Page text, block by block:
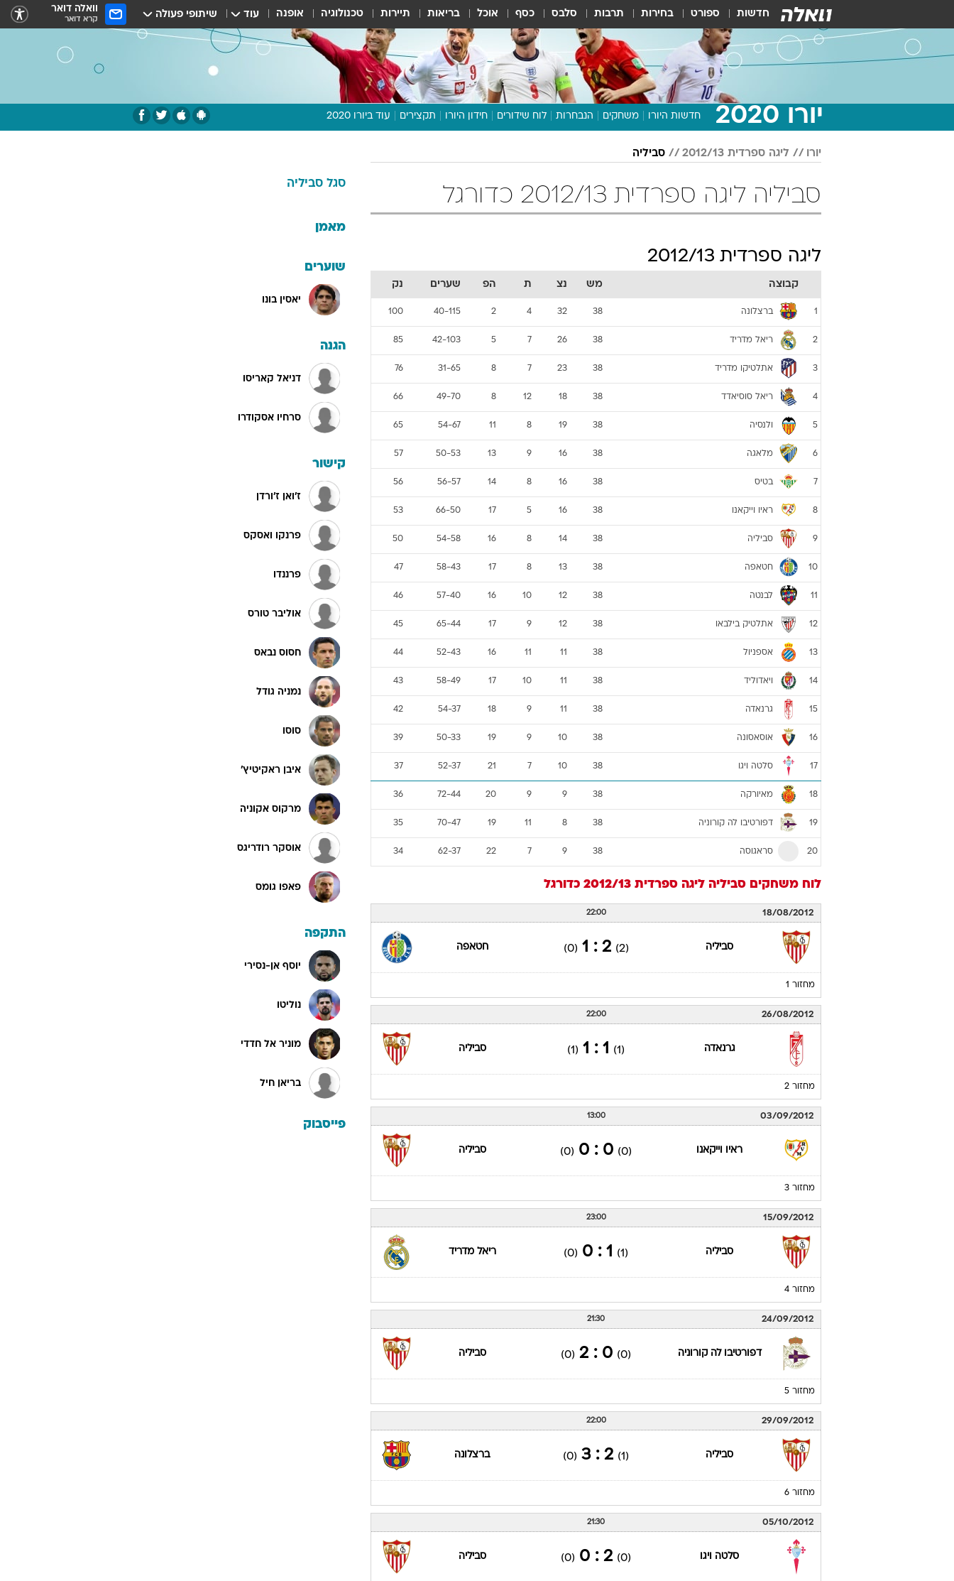
חדשות ספורט בחירות תרבות סלבס כסף אוכל בריאות תיירות טכנולוגיה אופנה עוד שיתופי פעולה וואלה דואר
קרא דואר
יורו 2020 חדשות היורו משחקים הנבחרות לוח שידורים חידון היורו תקצירים עוד ביורו 2020
תכנית היורו
דעות ופרשנויות
יורו ליגה ספרדית 2012/13 סביליה
סביליה ליגה ספרדית 2012/13 כדורגל
ליגה ספרדית 2012/13
קבוצה מש נצ ת הפ שערים נק
1 ברצלונה 38
32
4
2
40-115
100
2 ריאל מדריד 38
26
7
5
42-103
85
3 אתלטיקו מדריד 38
23
7
8
31-65
76
4 ריאל סוסיאדד 38
18
12
8
49-70
66
5 ולנסיה 38
19
8
11
54-67
65
6 מלאגה 38
16
9
13
50-53
57
7 בטיס 38
16
8
14
56-57
56
8 ראיו וייקאנו 38
16
5
17
66-50
53
9 סביליה 38
14
8
16
54-58
50
10 חטאפה 38
13
8
17
58-43
47
11 לבנטה 38
12
10
16
57-40
46
12 אתלטיק בילבאו 38
12
9
17
65-44
45
13 אספניול 38
11
11
16
52-43
44
14 ויאדוליד 38
11
10
17
58-49
43
15 גרנאדה 38
11
9
18
54-37
42
16 אוסאסונה 38
10
9
19
50-33
39
17 סלטה ויגו 38
10
7
21
52-37
37
18 מאיורקה 38
9
9
20
72-44
36
19 דפורטיבו לה קורוניה 38
8
11
19
70-47
35
20 סראגוסה 38
9
7
22
62-37
34
לוח משחקים סביליה ליגה ספרדית 2012/13 כדורגל
18/08/2012
22:00
סביליה (2)
2 : 1
(0) חטאפה
מחזור 1
26/08/2012
22:00
גרנאדה (1)
1 : 1
(1) סביליה
מחזור 2
03/09/2012
13:00
ראיו וייקאנו (0)
0 : 0
(0) סביליה
מחזור 3
15/09/2012
23:00
סביליה (1)
1 : 0
(0) ריאל מדריד
מחזור 4
24/09/2012
21:30
דפורטיבו לה קורוניה (0)
0 : 2
(0) סביליה
מחזור 5
29/09/2012
22:00
סביליה (1)
2 : 3
(0) ברצלונה
מחזור 6
05/10/2012
21:30
סלטה ויגו (0)
2 : 0
(0) סביליה
סגל סביליה
מאמן
שוערים
יאסין בונו
הגנה
דניאל קאריסו
סרחיו אסקודרו
קישור
ז'ואן ז'ורדן
פרנקו ואסקס
פרננדו
אוליבר טורס
חסוס נבאס
נמניה גודל
סוסו
איבן ראקיטיץ'
מרקוס אקוניה
אוסקר רודריגס
פאפו גומס
התקפה
יוסף אן-נסירי
נוליטו
מוניר אל חדדי
בריאן חיל
פייסבוק